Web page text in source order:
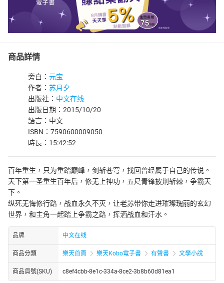
商品詳情
旁白： 元宝
作者： 苏月夕
出版社： 中文在线
出版日期：2015/10/20
語言：中文
ISBN：7590600009050
時長：15:42:52
百年重生，只为重踏巅峰，剑斩苍穹，找回曾经属于自己的传说。
天下第一圣重生百年后，修无上神功，五尺青锋披荆斩棘，争霸天
下。
纵死无悔修行路，战血永久不灭，让老苏带你走进璀璨瑰丽的玄幻
世界，和主角一起踏上争霸之路，挥洒战血和汗水。
品牌 中文在线
商品分類 樂天首頁 樂天Kobo電子書 有聲書 文學小說
商品貨號(SKU) c8ef4cbb-8e1c-334a-8ce2-3b8b60d81ea1